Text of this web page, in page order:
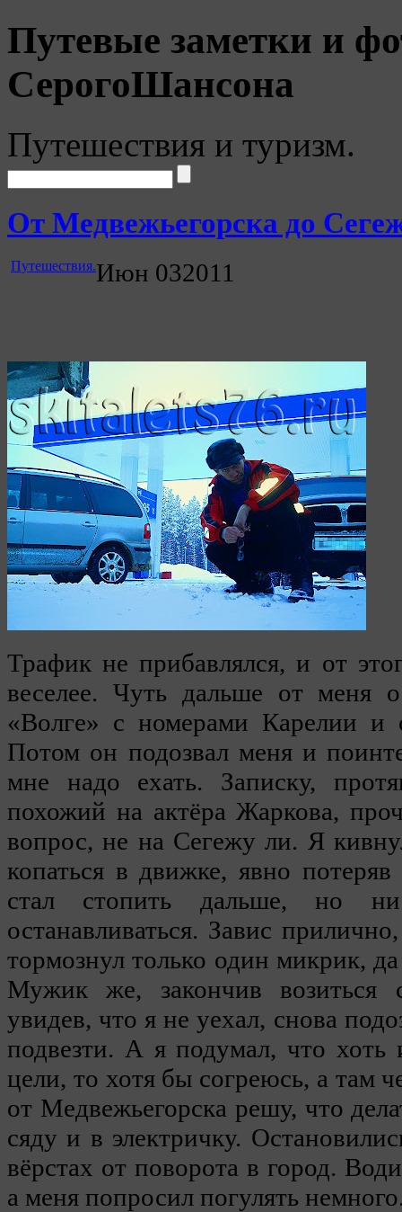
Путевые заметки и
СерогоШансона
Путешествия и туризм.
От Медвежьегорска до
Путешествия.Июн 032011
Трафик не прибавлялся, и от
веселее. Чуть дальше от меня
«Волге» с номерами Карелии и
Потом он подозвал меня и
мне надо ехать. Записку,
похожий на актёра Жаркова,
вопрос, не на Сегежу ли. Я
копаться в движке, явно
стал стопить дальше, но
останавливаться. Завис
тормознул только один микрик,
Мужик же, закончив
увидев, что я не уехал, снова
подвезти. А я подумал, что хоть
цели, то хотя бы согреюсь, а там
от Медвежьегорска решу, что
сяду и в электричку.
вёрстах от поворота в город.
а меня попросил погулять